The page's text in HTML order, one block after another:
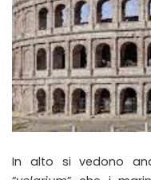
In alto si vedono